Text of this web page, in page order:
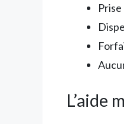
L’aide